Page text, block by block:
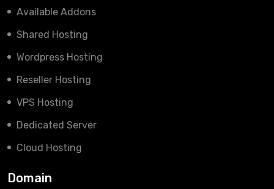
Available Addons
Shared Hosting
Wordpress Hosting
Reseller Hosting
VPS Hosting
Dedicated Server
Cloud Hosting
Domain